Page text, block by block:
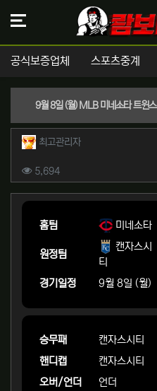
공식보증업체 스포츠중계
작성자 정보
최고관리자작성
컨텐츠 정보
5,694조회
본문
홈팀 미네소타
원정팀
캔자스시
티
경기일정
9월 8일 (월)
승무패 캔자스시티
핸디캡
캔자스시티
오버/언더
언더